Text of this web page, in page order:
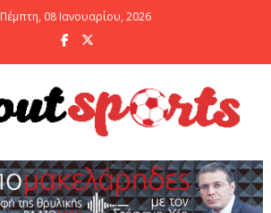
Πέμπτη, 08 Ιανουαρίου, 2026